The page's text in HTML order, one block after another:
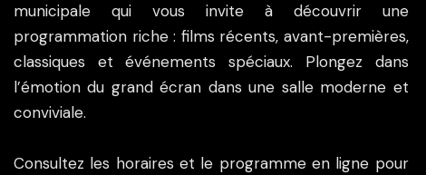
municipale qui vous invite à découvrir une
programmation riche : films récents, avant-premières,
classiques et événements spéciaux. Plongez dans
l’émotion du grand écran dans une salle moderne et
conviviale.
Consultez les horaires et le programme en ligne pour